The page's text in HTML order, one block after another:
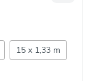
15 x 1,33 m